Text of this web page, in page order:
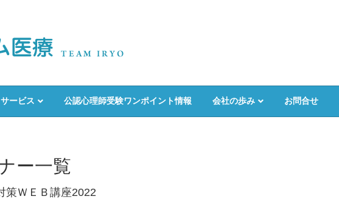
ービス 公認心理師受験ワンポイント情報 会社の歩み お問合せ
ー一覧
策ＷＥＢ講座2022